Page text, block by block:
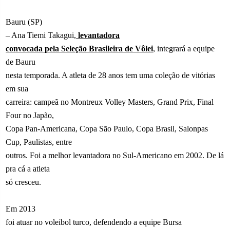
Bauru (SP)
– Ana Tiemi Takagui, levantadora
convocada pela Seleção Brasileira de Vôlei, integrará a equipe
de Bauru
nesta temporada. A atleta de 28 anos tem uma coleção de vitórias
em sua
carreira: campeã no Montreux Volley Masters, Grand Prix, Final
Four no Japão,
Copa Pan-Americana, Copa São Paulo, Copa Brasil, Salonpas
Cup, Paulistas, entre
outros. Foi a melhor levantadora no Sul-Americano em 2002. De lá
pra cá a atleta
só cresceu.
Em 2013
foi atuar no voleibol turco, defendendo a equipe Bursa